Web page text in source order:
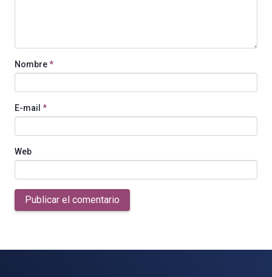
Nombre*
E-mail *
Web
Publicar el comentario